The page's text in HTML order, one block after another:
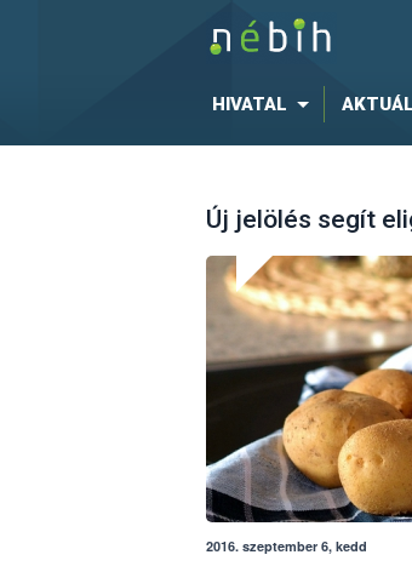
HIVATAL
Új jelölés segít
2016. szeptember 6, kedd